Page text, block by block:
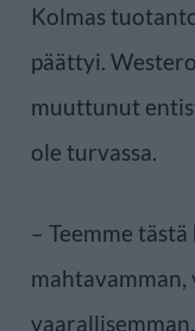
Kolmas
päättyi.
muuttunut
ole turvassa.
– Teemme